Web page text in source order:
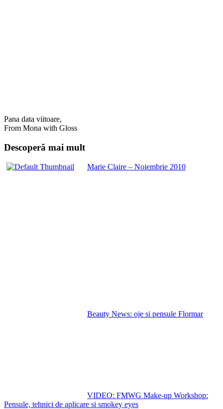
Pana data viitoare,
From Mona with Gloss
Descoperă mai mult
Marie Claire – Noiembrie 2010
Beauty News: oje si pensule Flormar
VIDEO: FMWG Make-up Workshop:
Pensule, tehnici de aplicare si smokey eyes